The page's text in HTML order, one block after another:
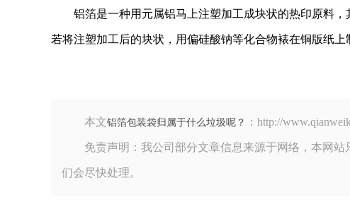
铝箔是一种用元属铝马上注塑加工成块状的热印原料
若将注塑加工后的块状，用偏硅酸钠等化合物裱在铜版纸上
本文铝箔包装袋归属于什么垃圾呢？ ：http://
免责声明：我公司部分文章信息来源于网络，本网
们会尽快处理。